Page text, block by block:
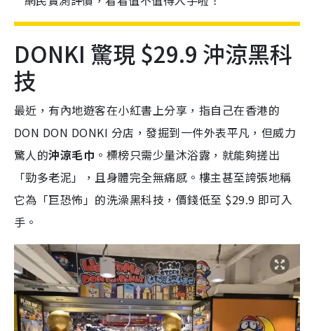
DONKI 驚現 $29.9 沖涼黑科
技
最近，有內地遊客在小紅書上分享，指自己在香港的
DON DON DONKI 分店，發掘到一件外表平凡，但威力
驚人的沖涼毛巾 。標榜只需少量沐浴露，就能夠搓出
「勁多老泥」，且身體完全無痛感。樓主甚至誇張地稱
它為「巨恐怖」的洗澡黑科技，價錢低至 $29.9 即可入
手。